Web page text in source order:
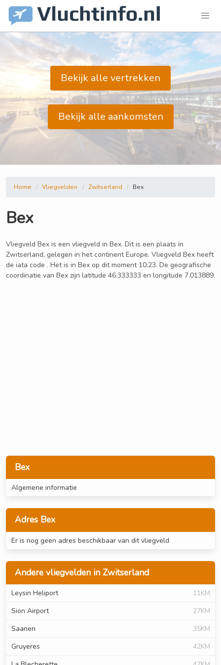
Bekijk alle vertrekken
Bekijk alle aankomsten
Bex
Algemene informatie
Adres Bex
Er is nog geen adres beschikbaar van dit vliegveld
Andere vliegvelden in Zwitserland
Leysin Heliport
11KM
Sion Airport
27KM
Saanen
35KM
Gruyeres
42KM
Home Vliegvelden Zwitserland Bex
Bex
Vliegveld Bex is een vliegveld in Bex. Dit is een plaats in
Zwitserland, gelegen in het continent Europe. Vliegveld Bex heeft
de iata code . Het is in Bex op dit moment 10:23. De geografische
coordinatie van Bex zijn latitude 46.333333 en longitude 7.013889.